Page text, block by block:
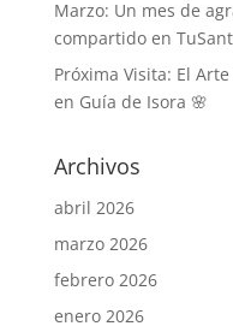
Marzo: Un mes de
compartido en
Próxima Visita: El
en Guía de Isora 🌸
Archivos
abril 2026
marzo 2026
febrero 2026
enero 2026